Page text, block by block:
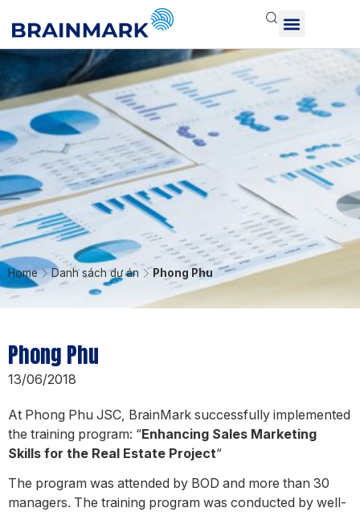
Home Danh sách dự án Phong Phu
Phong Phu
13/06/2018
At Phong Phu JSC, BrainMark successfully implemented
the training program: “Enhancing Sales Marketing
Skills for the Real Estate Project“
The program was attended by BOD and more than 30
managers. The training program was conducted by well-